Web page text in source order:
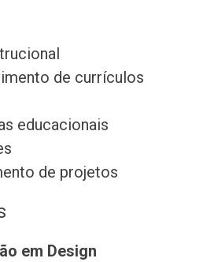
de currículos
educacionais
de projetos
em Design